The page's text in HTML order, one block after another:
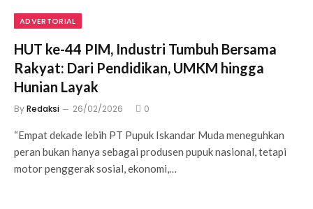
ADVERTORIAL
HUT ke-44 PIM, Industri Tumbuh Bersama
Rakyat: Dari Pendidikan, UMKM hingga
Hunian Layak
ByRedaksi 26/02/2026 0
“Empat dekade lebih PT Pupuk Iskandar Muda meneguhkan
peran bukan hanya sebagai produsen pupuk nasional, tetapi
motor penggerak sosial, ekonomi,…